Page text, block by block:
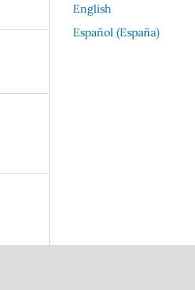
English
Español (España)